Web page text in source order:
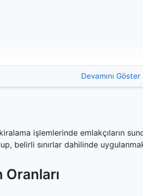
alınır mı?
Haklar
Devamını Göster
işlemlerinde emlakçıların
belirli sınırlar dahilinde
Oranları